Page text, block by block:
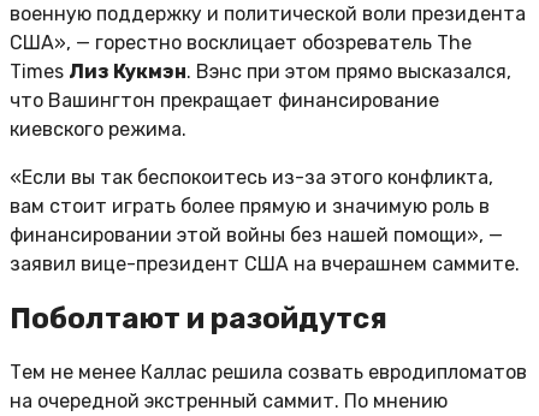
военную поддержку и политической воли президента
США», — горестно восклицает обозреватель The
Times Лиз Кукмэн. Вэнс при этом прямо высказался,
что Вашингтон прекращает финансирование
киевского режима.
«Если вы так беспокоитесь из-за этого конфликта,
вам стоит играть более прямую и значимую роль в
финансировании этой войны без нашей помощи», —
заявил вице-президент США на вчерашнем саммите.
Поболтают и разойдутся
Тем не менее Каллас решила созвать евродипломатов
на очередной экстренный саммит. По мнению